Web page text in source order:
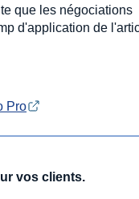
que les négociations
d'application de
Pro
vos clients.